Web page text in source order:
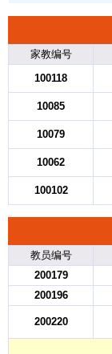
家教编号
100118
10085
10079
10062
100102
教员编号
200179
200196
200220